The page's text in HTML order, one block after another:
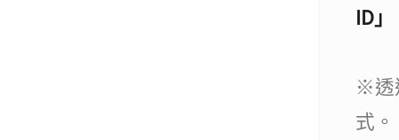
ID」
※透
式。